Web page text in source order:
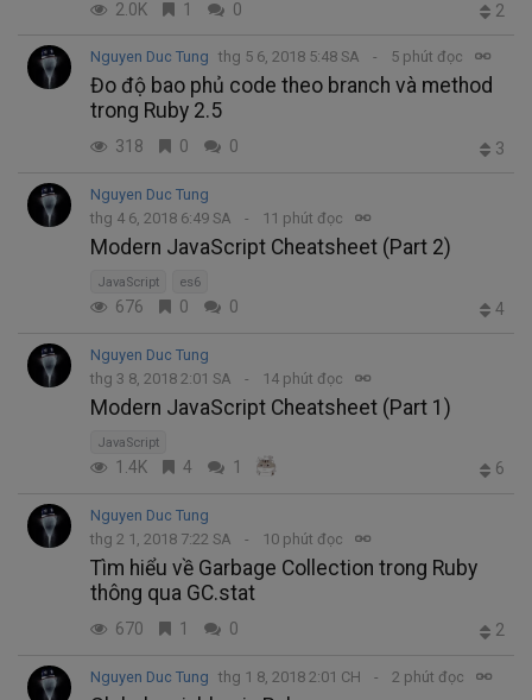
2.0K 1 0 2
Nguyen Duc Tung thg 5 6, 2018 5:48 SA 5 phút đọc
Đo độ bao phủ code theo branch và method
trong Ruby 2.5
318 0 0 3
Nguyen Duc Tung
thg 4 6, 2018 6:49 SA
11 phút đọc
Modern JavaScript Cheatsheet (Part 2)
JavaScript es6
676 0 0 4
Nguyen Duc Tung
thg 3 8, 2018 2:01 SA
14 phút đọc
Modern JavaScript Cheatsheet (Part 1)
JavaScript
1.4K 4 1 6
Nguyen Duc Tung
thg 2 1, 2018 7:22 SA
10 phút đọc
Tìm hiểu về Garbage Collection trong Ruby
thông qua GC.stat
670 1 0 2
Nguyen Duc Tung thg 1 8, 2018 2:01 CH 2 phút đọc